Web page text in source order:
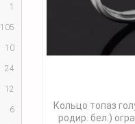
1
105
10
24
12
6
Кольцо топаз
родир. бел.)